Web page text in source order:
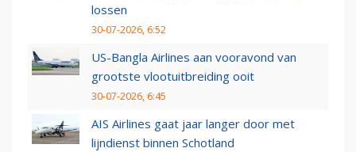
lossen
30-07-2026, 6:52
US-Bangla Airlines aan vooravond van
grootste vlootuitbreiding ooit
30-07-2026, 6:45
AIS Airlines gaat jaar langer door met
lijndienst binnen Schotland